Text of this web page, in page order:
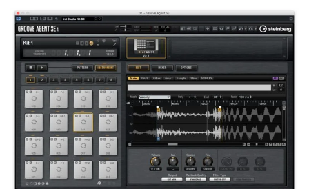
Написание
Написание